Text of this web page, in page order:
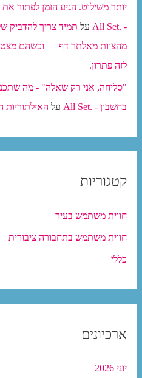
יותר משילוט. הגיע הזמן לפתור
- .All Set
על תמיד צריך להדביק
מהצוות מאלתר דף — וכשהם
לזה פתרון.
"סליחה, אני רק שאלה" - מה
בחשבון - .All Set
על האילתוריות
קטגוריות
חווית משתמש בעיר
חווית משתמש בתחבורה ציבורית
כללי
ארכיונים
יוני 2026